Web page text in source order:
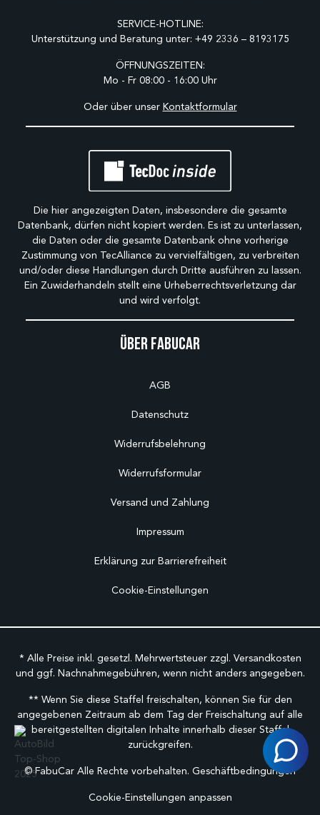
Über Fabucar
AGB
Datenschutz
Widerrufsbelehrung
Widerrufsformular
Versand und Zahlung
Impressum
Erklärung zur Barrierefreiheit
Cookie-Einstellungen
SERVICE-HOTLINE:
Unterstützung und Beratung unter: +49 2336 – 8193175
ÖFFNUNGSZEITEN:
Mo - Fr 08:00 - 16:00 Uhr
Oder über unser Kontaktformular
Die hier angezeigten Daten, insbesondere die gesamte
Datenbank, dürfen nicht kopiert werden. Es ist zu unterlassen,
die Daten oder die gesamte Datenbank ohne vorherige
Zustimmung von TecAlliance zu vervielfältigen, zu verbreiten
und/oder diese Handlungen durch Dritte ausführen zu lassen.
Ein Zuwiderhandeln stellt eine Urheberrechtsverletzung dar
und wird verfolgt.
* Alle Preise inkl. gesetzl. Mehrwertsteuer zzgl. Versandkosten
und ggf. Nachnahmegebühren, wenn nicht anders angegeben.
** Wenn Sie diese Staffel freischalten, können Sie für den
angegebenen Zeitraum ab dem Tag der Freischaltung auf alle
bereitgestellten digitalen Inhalte innerhalb dieser Staffel
zurückgreifen.
©FabuCar Alle Rechte vorbehalten. Geschäftbedingungen
Cookie-Einstellungen anpassen